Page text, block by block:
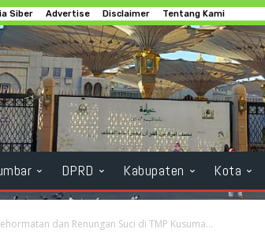
Siber Advertise Disclaimer Tentang Kami
DPRD Kabupaten Kota
dan Renungan Suci di TMP Kusuma...